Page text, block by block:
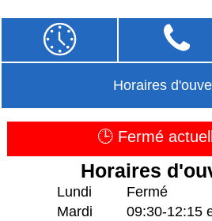
Horaires
🕒 Fermé
Horaires
Lundi
Fermé
Mardi
09:30-12:15